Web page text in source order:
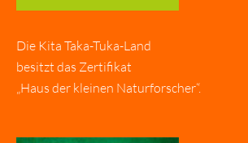
Die Kita Taka-Tuka-Land
besitzt das Zertifikat
„Haus der kleinen Naturforscher“.